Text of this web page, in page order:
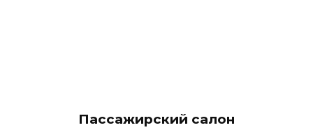
Пассажирский салон